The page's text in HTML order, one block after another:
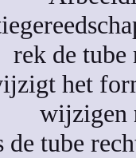
rek de tube
het
wijzigen
de tube